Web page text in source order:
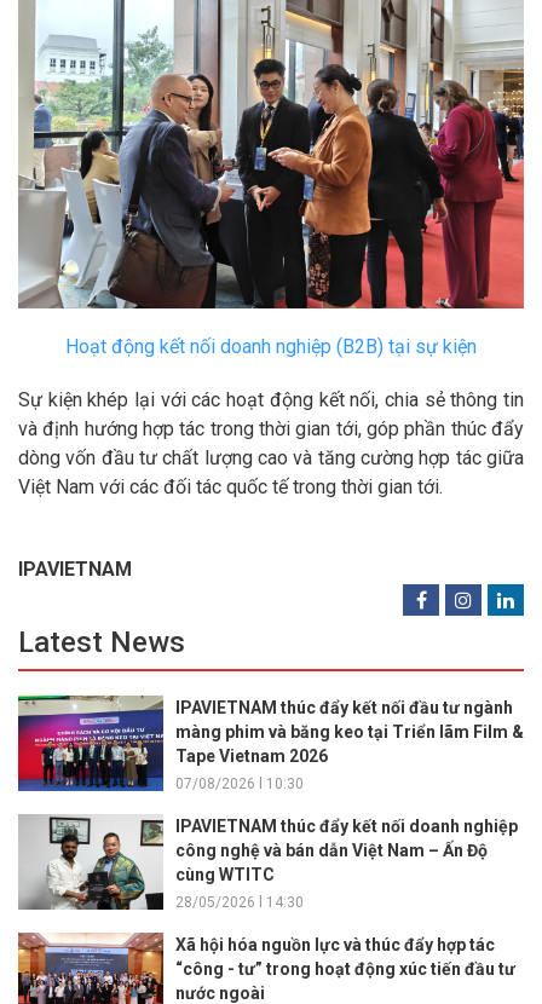
Hoạt động kết nối doanh nghiệp (B2B) tại sự kiện
Sự kiện khép lại với các hoạt động kết nối, chia sẻ thông tin
và định hướng hợp tác trong thời gian tới, góp phần thúc đẩy
dòng vốn đầu tư chất lượng cao và tăng cường hợp tác giữa
Việt Nam với các đối tác quốc tế trong thời gian tới.
IPAVIETNAM
Latest News
IPAVIETNAM thúc đẩy kết nối đầu tư ngành
màng phim và băng keo tại Triển lãm Film &
Tape Vietnam 2026
07/08/2026 l 10:30
IPAVIETNAM thúc đẩy kết nối doanh nghiệp
công nghệ và bán dẫn Việt Nam – Ấn Độ
cùng WTITC
28/05/2026 l 14:30
Xã hội hóa nguồn lực và thúc đẩy hợp tác
“công - tư” trong hoạt động xúc tiến đầu tư
nước ngoài